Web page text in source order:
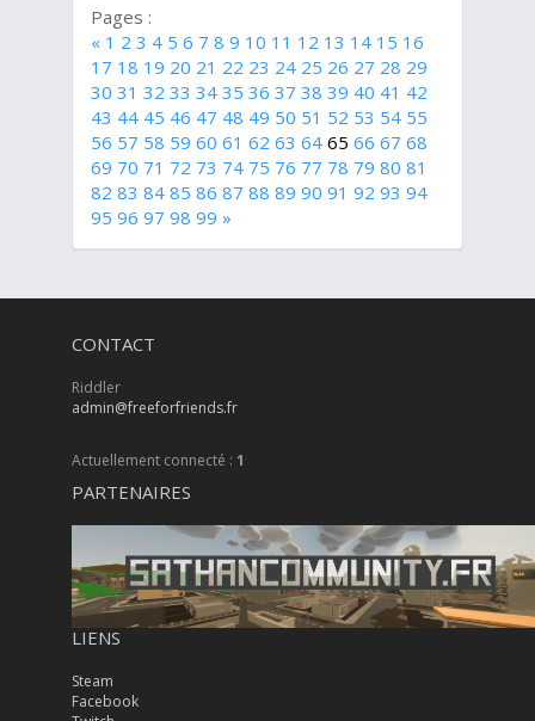
Pages :
« 1 2 3 4 5 6 7 8 9 10 11 12 13 14 15 16
17 18 19 20 21 22 23 24 25 26 27 28 29
30 31 32 33 34 35 36 37 38 39 40 41 42
43 44 45 46 47 48 49 50 51 52 53 54 55
56 57 58 59 60 61 62 63 64 65 66 67 68
69 70 71 72 73 74 75 76 77 78 79 80 81
82 83 84 85 86 87 88 89 90 91 92 93 94
95 96 97 98 99 »
CONTACT
Riddler
admin@freeforfriends.fr
Actuellement connecté : 1
PARTENAIRES
LIENS
Steam
Facebook